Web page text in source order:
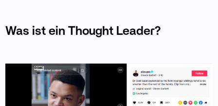
Was ist ein Thought Leader?